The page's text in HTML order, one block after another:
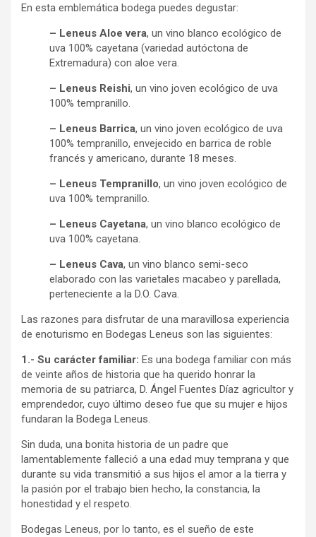
En esta emblemática bodega puedes degustar:
– Leneus Aloe vera, un vino blanco ecológico de
uva 100% cayetana (variedad autóctona de
Extremadura) con aloe vera.
– Leneus Reishi, un vino joven ecológico de uva
100% tempranillo.
– Leneus Barrica, un vino joven ecológico de uva
100% tempranillo, envejecido en barrica de roble
francés y americano, durante 18 meses.
– Leneus Tempranillo, un vino joven ecológico de
uva 100% tempranillo.
– Leneus Cayetana, un vino blanco ecológico de
uva 100% cayetana.
– Leneus Cava, un vino blanco semi-seco
elaborado con las varietales macabeo y parellada,
perteneciente a la D.O. Cava.
Las razones para disfrutar de una maravillosa experiencia
de enoturismo en Bodegas Leneus son las siguientes:
1.- Su carácter familiar: Es una bodega familiar con más
de veinte años de historia que ha querido honrar la
memoria de su patriarca, D. Ángel Fuentes Díaz agricultor y
emprendedor, cuyo último deseo fue que su mujer e hijos
fundaran la Bodega Leneus.
Sin duda, una bonita historia de un padre que
lamentablemente falleció a una edad muy temprana y que
durante su vida transmitió a sus hijos el amor a la tierra y
la pasión por el trabajo bien hecho, la constancia, la
honestidad y el respeto.
Bodegas Leneus, por lo tanto, es el sueño de este